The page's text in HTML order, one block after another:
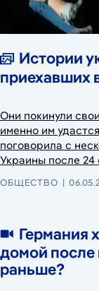
Истории
приехавших
Они покинули
именно им
поговорила с
Украины после
ОБЩЕСТВО
Германия
домой после
раньше?